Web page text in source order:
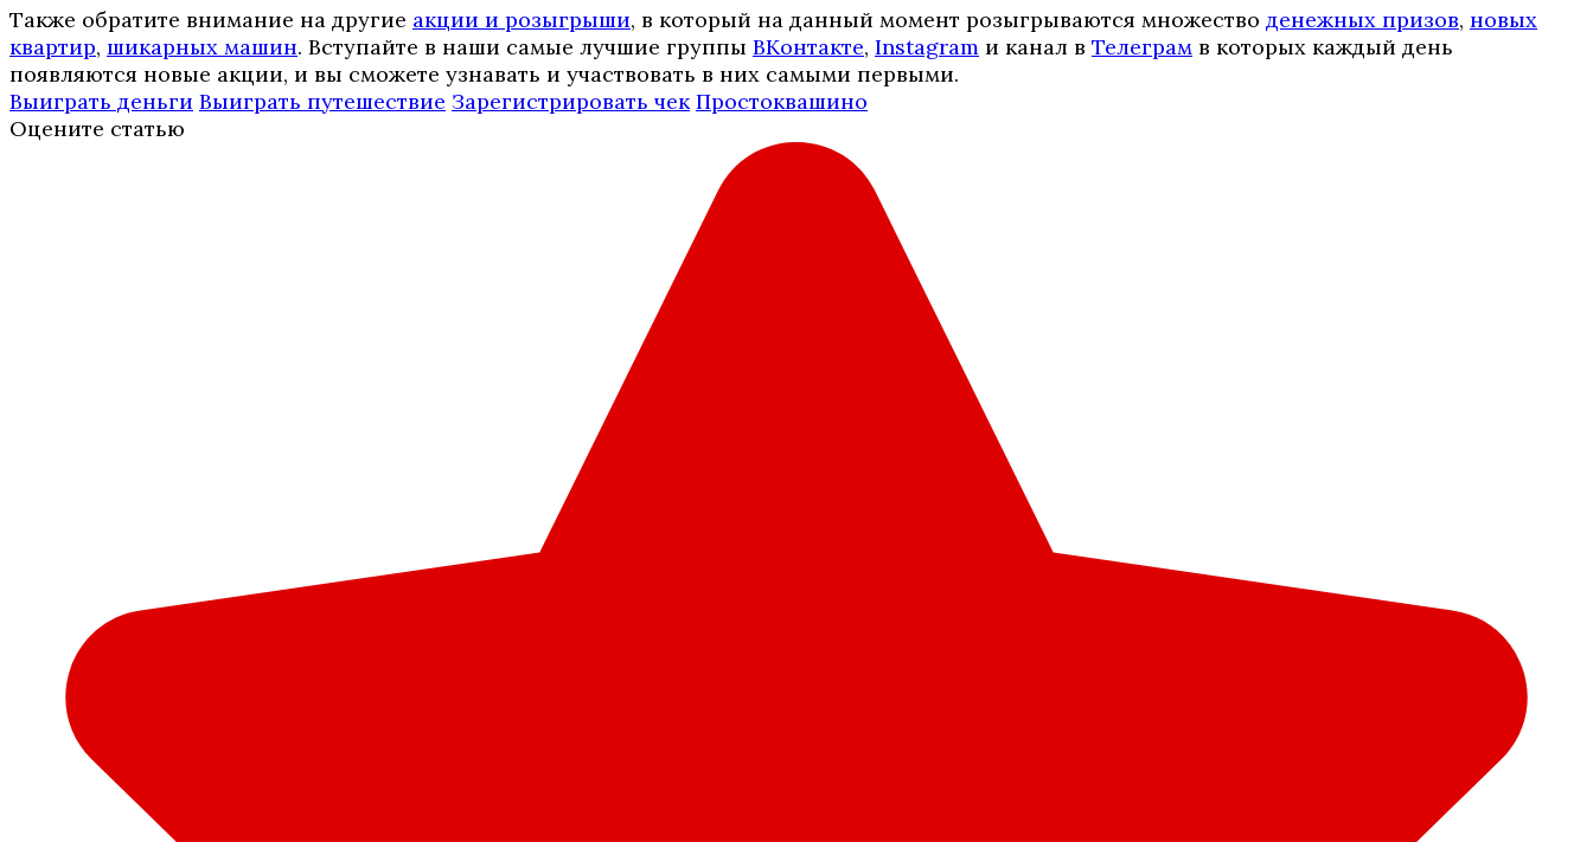
Также обратите внимание на другие акции и розыгрыши, в который на данный момент розыгрываются множество денежных призов, новых
квартир, шикарных машин. Вступайте в наши самые лучшие группы ВКонтакте, Instagram и канал в Телеграм в которых каждый день
появляются новые акции, и вы сможете узнавать и участвовать в них самыми первыми.
Выиграть деньги Выиграть путешествие Зарегистрировать чек Простоквашино
Оцените статью